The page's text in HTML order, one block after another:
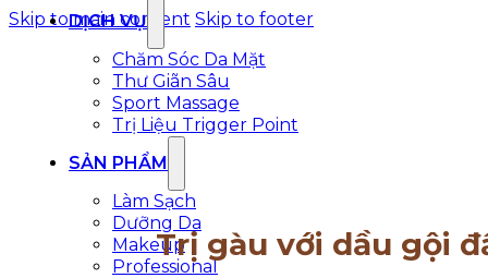
Skip to main content Skip to footer
DỊCH VỤ
Chăm Sóc Da Mặt
Thư Giãn Sâu
Sport Massage
Trị Liệu Trigger Point
SẢN PHẨM
Làm Sạch
Dưỡng Da
Makeup
Professional
Trị gàu với dầu gội